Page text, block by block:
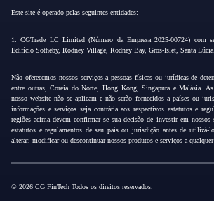
Este site é operado pelas seguintes entidades:
1. CGTrade LC Limited (Número da Empresa 2025-00724) com
Edifício Sotheby, Rodney Village, Rodney Bay, Gros-Islet, Santa Lúcia.
Não oferecemos nossos serviços a pessoas físicas ou jurídicas de
entre outras, Coreia do Norte, Hong Kong, Singapura e Malásia.
nosso website não se aplicam e não serão fornecidos a países ou
informações e serviços seja contrária aos respectivos estatutos e
regiões acima devem confirmar se sua decisão de investir em nossos
estatutos e regulamentos de seu país ou jurisdição antes de utilizá-
alterar, modificar ou descontinuar nossos produtos e serviços a
© 2026 CG FinTech Todos os direitos reservados.